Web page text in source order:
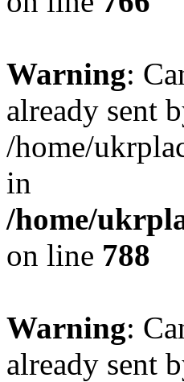
Warning:
already sent
/home/
in
/home/
on line 788
Warning:
already sent